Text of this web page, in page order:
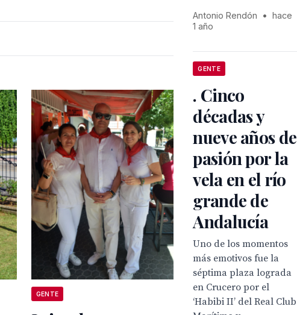
GENTE
Antonio Rendón •
hace
1 año
GENTE
. Cinco
décadas y
nueve años de
pasión por la
vela en el río
grande de
Andalucía
Uno de los momentos
más emotivos fue la
séptima plaza lograda
en Crucero por el
‘Habibi II’ del Real Club